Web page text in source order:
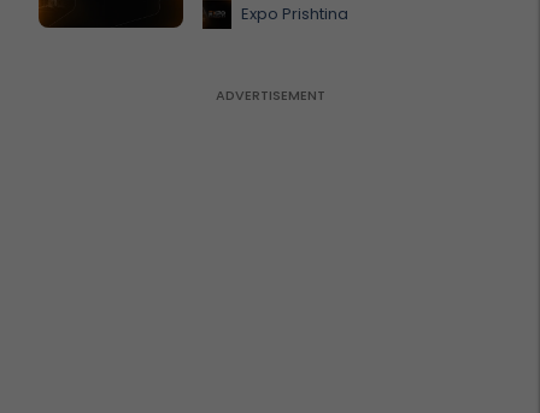
Expo Prishtina